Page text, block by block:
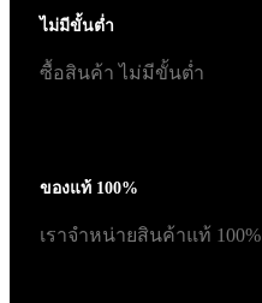
ไม่มีขั้นต่ำ
ซื้อสินค้า ไม่มีขั้นต่ำ
ของแท้ 100%
เราจำหน่ายสินค้าแท้ 100%